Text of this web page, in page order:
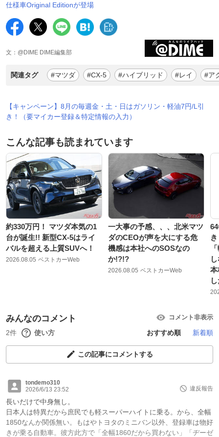
仕様車Original Editionが登場
文：@DIME DIME編集部
関連タグ #マツダ #CX-5 #ハイブリッド #レイ #ア
【キャンペーン】8月の毎週金・土・日はガソリン・軽油7円/L引
き！（要マイカー登録＆特定情報の入力）
こんな記事も読まれています
約330万円！ マツダ本気の1
台が誕生!! 新型CX-5はライ
バルを超える上質SUVへ！
2026.08.05 ベストカーWeb
一大事の予感、、、北米マツ
ダのCEOが声を大にする危
機感は本社へのSOSなの
か!?!?
2026.08.05 ベストカーWeb
本
みんなのコメント コメント非表示
2件 使い方 おすすめ順 新着順
この記事にコメントする
tondemo310
2026/6/13 23:52
違反報告
長いだけで中身無し。
日本人は特異だから庶民でも軽スーパーハイトに乗る。から、全幅
1850なんか関係無い。もはやトヨタのミニバン以外、登録車は物好
きが乗る自動車。彼方此方で「全幅1860だから買わない」「ヂーゼ